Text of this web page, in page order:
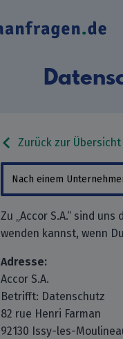
Zurück zur Übersicht
Zu „Accor S.A.“ sind
wenden kannst, wenn
Adresse:
Accor S.A.
Betrifft: Datenschutz
82 rue Henri Farman
92130 Issy-les-